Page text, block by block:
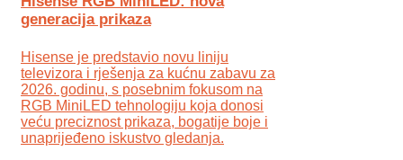
generacija prikaza
Hisense je predstavio novu liniju
televizora i rješenja za kućnu zabavu za
2026. godinu, s posebnim fokusom na
RGB MiniLED tehnologiju koja donosi
veću preciznost prikaza, bogatije boje i
unaprijeđeno iskustvo gledanja.